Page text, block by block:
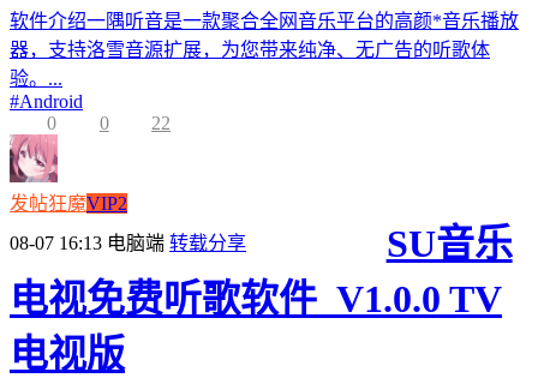
软件介绍一隅听音是一款聚合全网音乐平台的高颜*音乐播放
器，支持洛雪音源扩展，为您带来纯净、无广告的听歌体
验。...
#Android
0
0 22
发帖狂魔VIP2
08-07 16:13 电脑端 转载分享
SU音乐
电视免费听歌软件_V1.0.0 TV
电视版